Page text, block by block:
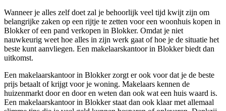
Wanneer je alles zelf doet zal je behoorlijk veel tijd kwijt zijn om
belangrijke zaken op een rijtje te zetten voor een woonhuis kopen in
Blokker of een pand verkopen in Blokker. Omdat je niet
nauwkeurig weet hoe alles in zijn werk gaat of hoe je de situatie het
beste kunt aanvliegen. Een makelaarskantoor in Blokker biedt dan
uitkomst.
Een makelaarskantoor in Blokker zorgt er ook voor dat je de beste
prijs betaalt of krijgt voor je woning. Makelaars kennen de
huizenmarkt door en door en weten dan ook wat een huis waard is.
Een makelaarskantoor in Blokker staat dan ook klaar met allemaal